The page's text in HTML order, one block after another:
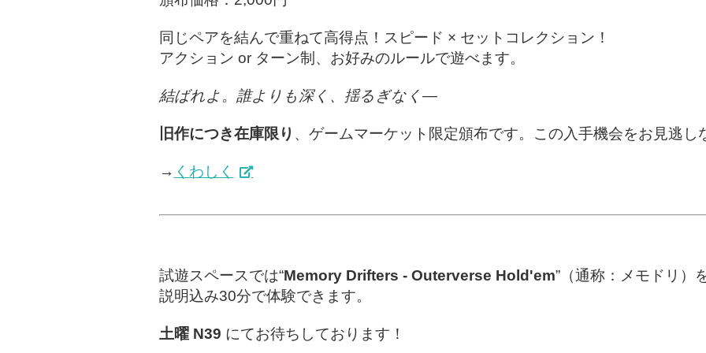
同じペアを結んで重ねて高得点！スピード × セットコレクション！
アクション or ターン制、お好みのルールで遊べます。
結ばれよ。誰よりも深く、揺るぎなく―
旧作につき在庫限り 、ゲームマーケット限定頒布です。この入手機会をお見逃し
→ くわしく
試遊スペースでは“Memory Drifters - Outerverse Hold'em”（通称：メモドリ）を
説明込み30分で体験できます。
土曜 N39 にてお待ちしております！